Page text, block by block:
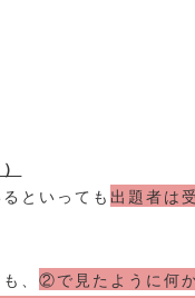
といっても 出題者は
、②で見たように何